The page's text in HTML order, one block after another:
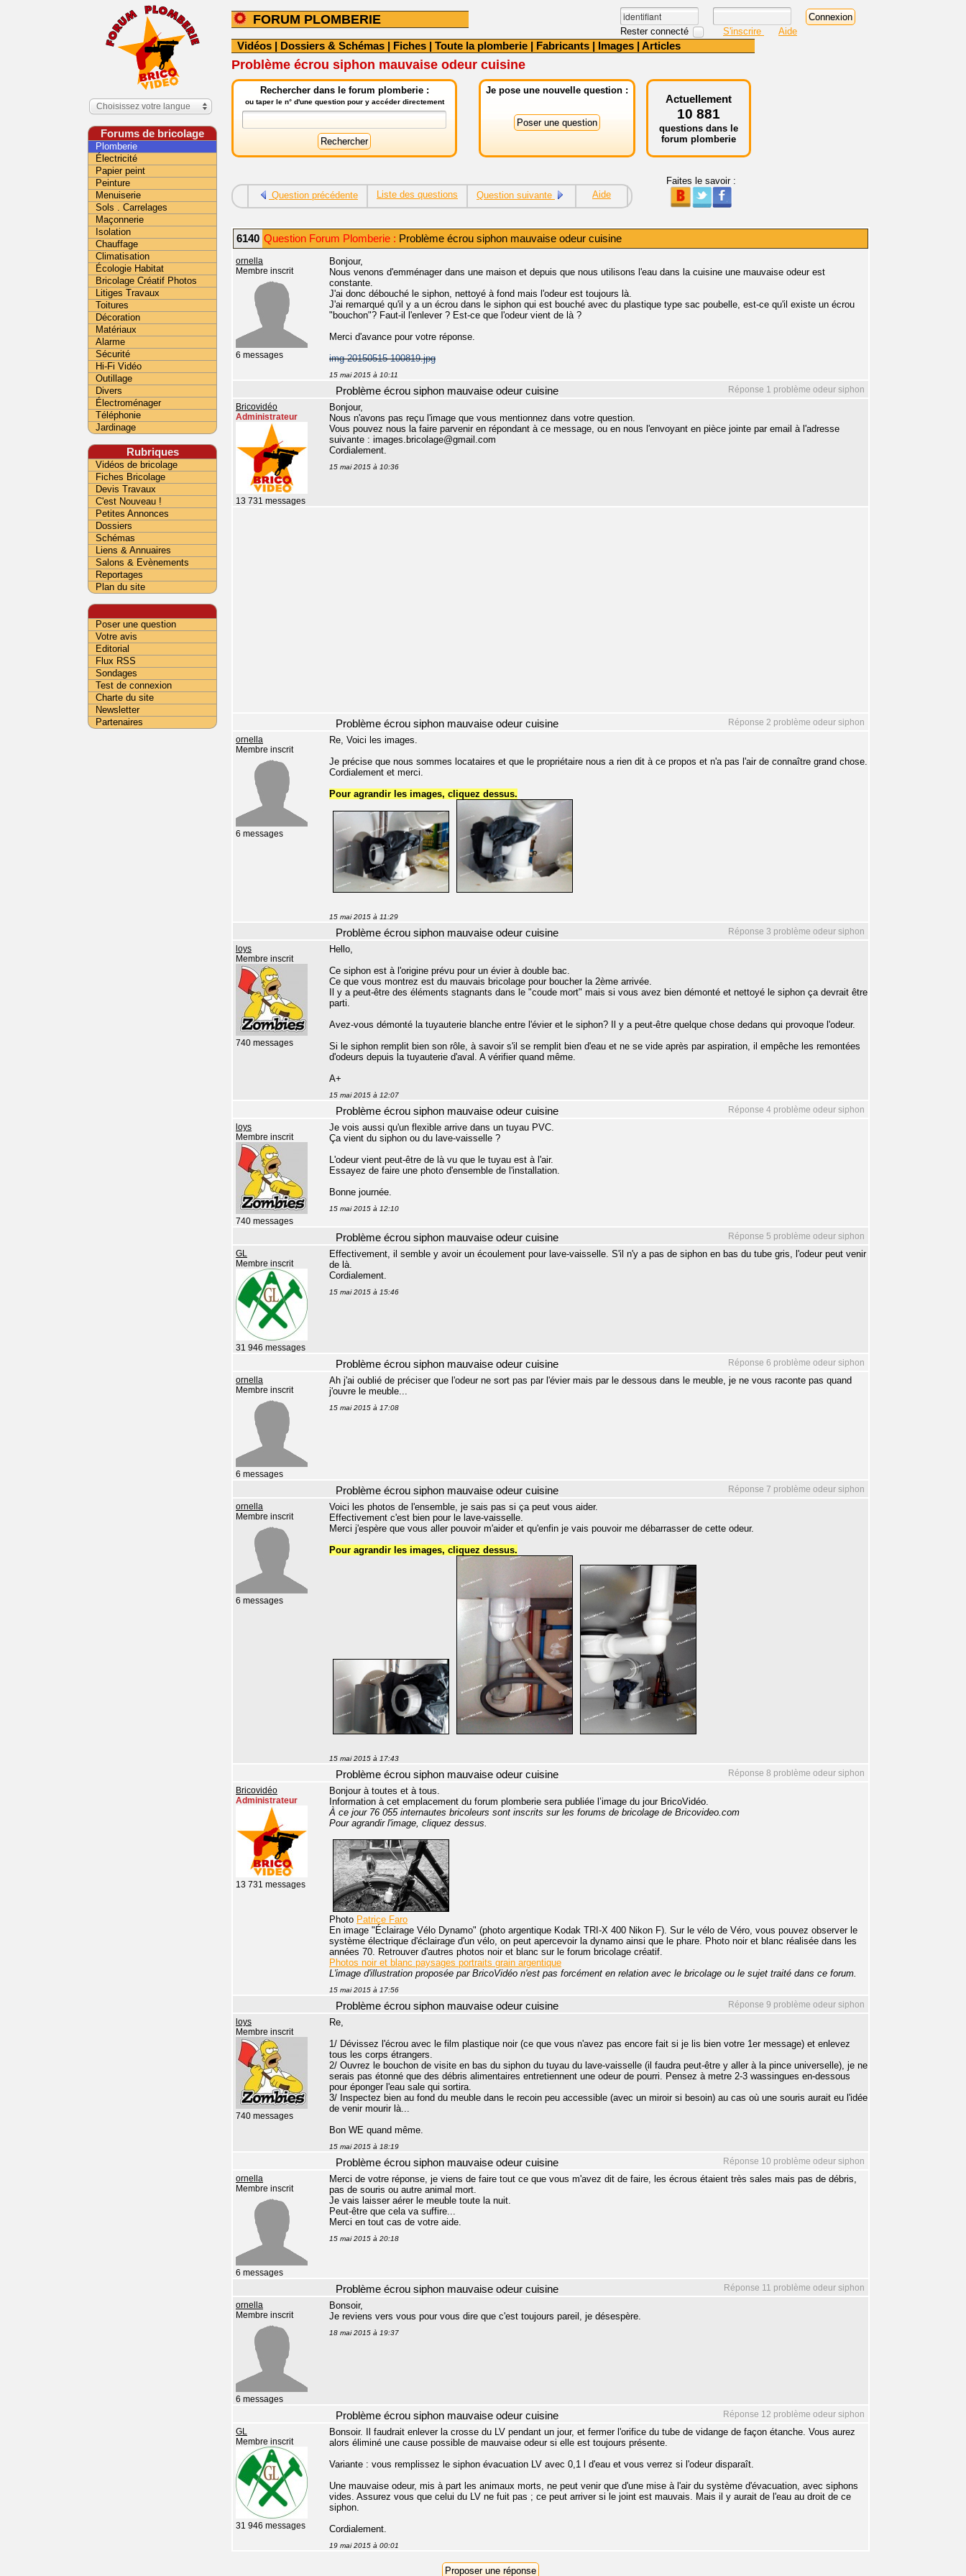
FORUM PLOMBERIE
Rester connecté S'inscrire Aide
Vidéos | Dossiers & Schémas | Fiches | Toute la plomberie | Fabricants | Images | Articles
Problème écrou siphon mauvaise odeur cuisine
Rechercher dans le forum plomberie :
ou taper le n° d'une question pour y accéder directement
Je pose une nouvelle question :
Actuellement
10 881
questions dans le
forum plomberie
Question précédente Liste des questions Question suivante Aide
Faites le savoir :
6140 Question Forum Plomberie : Problème écrou siphon mauvaise odeur cuisine
ornella
Membre inscrit
6 messages
Bonjour,
Nous venons d'emménager dans une maison et depuis que nous utilisons l'eau dans la cuisine une mauvaise odeur est
constante.
J'ai donc débouché le siphon, nettoyé à fond mais l'odeur est toujours là.
J'ai remarqué qu'il y a un écrou dans le siphon qui est bouché avec du plastique type sac poubelle, est-ce qu'il existe un écrou
"bouchon"? Faut-il l'enlever ? Est-ce que l'odeur vient de là ?
Merci d'avance pour votre réponse.
img 20150515 100819.jpg
15 mai 2015 à 10:11
Réponse 1 problème odeur siphon
Problème écrou siphon mauvaise odeur cuisine
Bricovidéo
Administrateur
13 731 messages
Bonjour,
Nous n'avons pas reçu l'image que vous mentionnez dans votre question.
Vous pouvez nous la faire parvenir en répondant à ce message, ou en nous l'envoyant en pièce jointe par email à l'adresse
suivante : images.bricolage@gmail.com
Cordialement.
15 mai 2015 à 10:36
Réponse 2 problème odeur siphon
Problème écrou siphon mauvaise odeur cuisine
ornella
Membre inscrit
6 messages
Re, Voici les images.
Je précise que nous sommes locataires et que le propriétaire nous a rien dit à ce propos et n'a pas l'air de connaître grand chose.
Cordialement et merci.
Pour agrandir les images, cliquez dessus.
15 mai 2015 à 11:29
Réponse 3 problème odeur siphon
Problème écrou siphon mauvaise odeur cuisine
loys
Membre inscrit
740 messages
Hello,
Ce siphon est à l'origine prévu pour un évier à double bac.
Ce que vous montrez est du mauvais bricolage pour boucher la 2ème arrivée.
Il y a peut-être des éléments stagnants dans le "coude mort" mais si vous avez bien démonté et nettoyé le siphon ça devrait être
parti.
Avez-vous démonté la tuyauterie blanche entre l'évier et le siphon? Il y a peut-être quelque chose dedans qui provoque l'odeur.
Si le siphon remplit bien son rôle, à savoir s'il se remplit bien d'eau et ne se vide après par aspiration, il empêche les remontées
d'odeurs depuis la tuyauterie d'aval. A vérifier quand même.
A+
15 mai 2015 à 12:07
Réponse 4 problème odeur siphon
Problème écrou siphon mauvaise odeur cuisine
loys
Membre inscrit
740 messages
Je vois aussi qu'un flexible arrive dans un tuyau PVC.
Ça vient du siphon ou du lave-vaisselle ?
L'odeur vient peut-être de là vu que le tuyau est à l'air.
Essayez de faire une photo d'ensemble de l'installation.
Bonne journée.
15 mai 2015 à 12:10
Réponse 5 problème odeur siphon
Problème écrou siphon mauvaise odeur cuisine
GL
Membre inscrit
31 946 messages
Effectivement, il semble y avoir un écoulement pour lave-vaisselle. S'il n'y a pas de siphon en bas du tube gris, l'odeur peut venir
de là.
Cordialement.
15 mai 2015 à 15:46
Réponse 6 problème odeur siphon
Problème écrou siphon mauvaise odeur cuisine
ornella
Membre inscrit
6 messages
Ah j'ai oublié de préciser que l'odeur ne sort pas par l'évier mais par le dessous dans le meuble, je ne vous raconte pas quand
j'ouvre le meuble...
15 mai 2015 à 17:08
Réponse 7 problème odeur siphon
Problème écrou siphon mauvaise odeur cuisine
ornella
Membre inscrit
6 messages
Voici les photos de l'ensemble, je sais pas si ça peut vous aider.
Effectivement c'est bien pour le lave-vaisselle.
Merci j'espère que vous aller pouvoir m'aider et qu'enfin je vais pouvoir me débarrasser de cette odeur.
Pour agrandir les images, cliquez dessus.
15 mai 2015 à 17:43
Réponse 8 problème odeur siphon
Problème écrou siphon mauvaise odeur cuisine
Bricovidéo
Administrateur
13 731 messages
Bonjour à toutes et à tous.
Information à cet emplacement du forum plomberie sera publiée l’image du jour BricoVidéo.
À ce jour 76 055 internautes bricoleurs sont inscrits sur les forums de bricolage de Bricovideo.com
Pour agrandir l'image, cliquez dessus.
Photo Patrice Faro
En image "Éclairage Vélo Dynamo" (photo argentique Kodak TRI-X 400 Nikon F). Sur le vélo de Véro, vous pouvez observer le
système électrique d'éclairage d'un vélo, on peut apercevoir la dynamo ainsi que le phare. Photo noir et blanc réalisée dans les
années 70. Retrouver d'autres photos noir et blanc sur le forum bricolage créatif.
Photos noir et blanc paysages portraits grain argentique
L'image d'illustration proposée par BricoVidéo n'est pas forcément en relation avec le bricolage ou le sujet traité dans ce forum.
15 mai 2015 à 17:56
Réponse 9 problème odeur siphon
Problème écrou siphon mauvaise odeur cuisine
loys
Membre inscrit
740 messages
Re,
1/ Dévissez l'écrou avec le film plastique noir (ce que vous n'avez pas encore fait si je lis bien votre 1er message) et enlevez
tous les corps étrangers.
2/ Ouvrez le bouchon de visite en bas du siphon du tuyau du lave-vaisselle (il faudra peut-être y aller à la pince universelle), je ne
serais pas étonné que des débris alimentaires entretiennent une odeur de pourri. Pensez à metre 2-3 wassingues en-dessous
pour éponger l'eau sale qui sortira.
3/ Inspectez bien au fond du meuble dans le recoin peu accessible (avec un miroir si besoin) au cas où une souris aurait eu l'idée
de venir mourir là...
Bon WE quand même.
15 mai 2015 à 18:19
Réponse 10 problème odeur siphon
Problème écrou siphon mauvaise odeur cuisine
ornella
Membre inscrit
6 messages
Merci de votre réponse, je viens de faire tout ce que vous m'avez dit de faire, les écrous étaient très sales mais pas de débris,
pas de souris ou autre animal mort.
Je vais laisser aérer le meuble toute la nuit.
Peut-être que cela va suffire...
Merci en tout cas de votre aide.
15 mai 2015 à 20:18
Réponse 11 problème odeur siphon
Problème écrou siphon mauvaise odeur cuisine
ornella
Membre inscrit
6 messages
Bonsoir,
Je reviens vers vous pour vous dire que c'est toujours pareil, je désespère.
18 mai 2015 à 19:37
Réponse 12 problème odeur siphon
Problème écrou siphon mauvaise odeur cuisine
GL
Membre inscrit
31 946 messages
Bonsoir. Il faudrait enlever la crosse du LV pendant un jour, et fermer l'orifice du tube de vidange de façon étanche. Vous aurez
alors éliminé une cause possible de mauvaise odeur si elle est toujours présente.
Variante : vous remplissez le siphon évacuation LV avec 0,1 l d'eau et vous verrez si l'odeur disparaît.
Une mauvaise odeur, mis à part les animaux morts, ne peut venir que d'une mise à l'air du système d'évacuation, avec siphons
vides. Assurez vous que celui du LV ne fuit pas ; ce peut arriver si le joint est mauvais. Mais il y aurait de l'eau au droit de ce
siphon.
Cordialement.
19 mai 2015 à 00:01
Choisissez votre langue
Forums de bricolage
Plomberie
Électricité
Papier peint
Peinture
Menuiserie
Sols . Carrelages
Maçonnerie
Isolation
Chauffage
Climatisation
Écologie Habitat
Bricolage Créatif Photos
Litiges Travaux
Toitures
Décoration
Matériaux
Alarme
Sécurité
Hi-Fi Vidéo
Outillage
Divers
Électroménager
Téléphonie
Jardinage
Rubriques
Vidéos de bricolage
Fiches Bricolage
Devis Travaux
C'est Nouveau !
Petites Annonces
Dossiers
Schémas
Liens & Annuaires
Salons & Evènements
Reportages
Plan du site
Poser une question
Votre avis
Editorial
Flux RSS
Sondages
Test de connexion
Charte du site
Newsletter
Partenaires